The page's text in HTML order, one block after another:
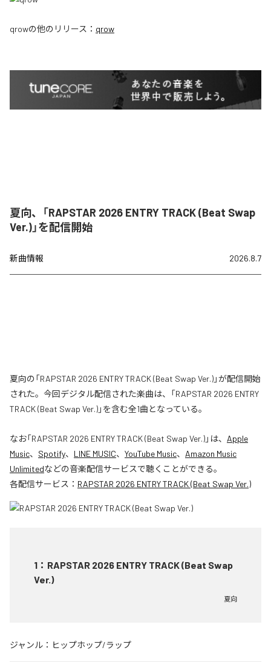
qrowの他のリリース： qrow
夏向、「RAPSTAR 2026 ENTRY TRACK (Beat Swap
Ver.)」を配信開始
新曲情報 2026.8.7
夏向の「RAPSTAR 2026 ENTRY TRACK (Beat Swap Ver.)」が配信開始
された。今回デジタル配信された楽曲は、「RAPSTAR 2026 ENTRY
TRACK (Beat Swap Ver.)」を含む全1曲となっている。
なお「RAPSTAR 2026 ENTRY TRACK (Beat Swap Ver.)」は、 Apple
Music、 Spotify、 LINE MUSIC、 YouTube Music、 Amazon Music
Unlimitedなどの音楽配信サービスで聴くことができる。
各配信サービス： RAPSTAR 2026 ENTRY TRACK (Beat Swap Ver.)
1 ： RAPSTAR 2026 ENTRY TRACK (Beat Swap
Ver.)
夏向
ジャンル： ヒップホップ/ラップ